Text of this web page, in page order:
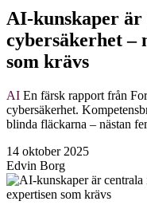
AI-kunskaper
cybersäkerhet –
som krävs
AI En färsk rapport från
cybersäkerhet.
blinda fläckarna – nästan
14 oktober 2025
Edvin Borg